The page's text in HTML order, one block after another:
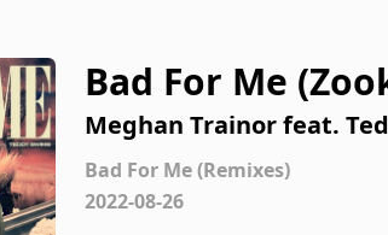
Bad For Me
Meghan Trainor feat.
Bad For Me (Remixes)
2022-08-26